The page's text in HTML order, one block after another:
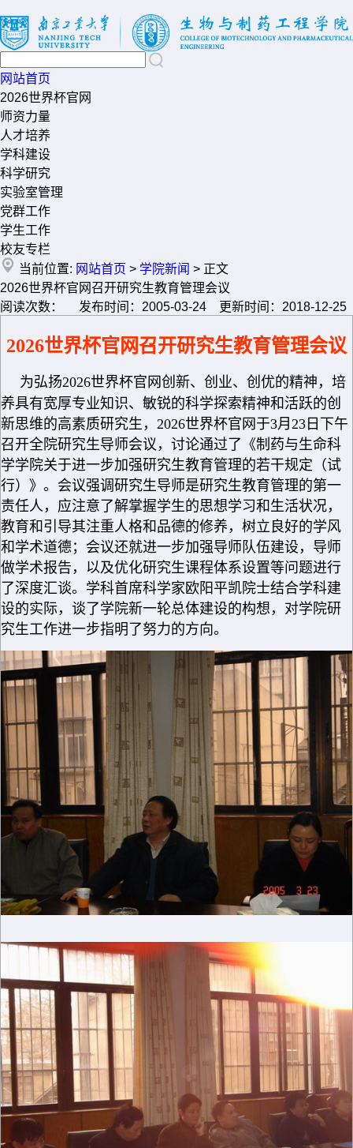
网站首页
2026世界杯官网
师资力量
人才培养
学科建设
科学研究
实验室管理
党群工作
学生工作
校友专栏
当前位置: 网站首页 > 学院新闻 > 正文
2026世界杯官网召开研究生教育管理会议
阅读次数： 发布时间：2005-03-24 更新时间：2018-12-25
2026世界杯官网召开研究生教育管理会议
为弘扬2026世界杯官网创新、创业、创优的精神，培
养具有宽厚专业知识、敏锐的科学探索精神和活跃的创
新思维的高素质研究生，2026世界杯官网于3月23日下午
召开全院研究生导师会议，讨论通过了《制药与生命科
学学院关于进一步加强研究生教育管理的若干规定（试
行）》。会议强调研究生导师是研究生教育管理的第一
责任人，应注意了解掌握学生的思想学习和生活状况，
教育和引导其注重人格和品德的修养，树立良好的学风
和学术道德；会议还就进一步加强导师队伍建设，导师
做学术报告，以及优化研究生课程体系设置等问题进行
了深度汇谈。学科首席科学家欧阳平凯院士结合学科建
设的实际，谈了学院新一轮总体建设的构想，对学院研
究生工作进一步指明了努力的方向。